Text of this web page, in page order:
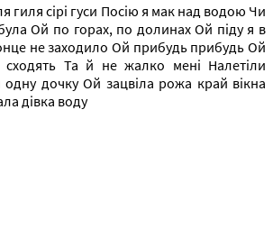
гиля сірі гуси Посію я мак над водою Чи
Ой по горах, по долинах Ой піду я в
не заходило Ой прибудь прибудь Ой
сходять Та й не жалко мені Налетіли
дочку Ой зацвіла рожа край вікна
дівка воду